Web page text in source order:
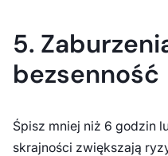
5.
bezsenność
Śpisz mniej niż 6 godzin
skrajności zwiększają